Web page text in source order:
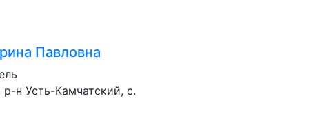
Павловна
н Усть-Камчатский, с.